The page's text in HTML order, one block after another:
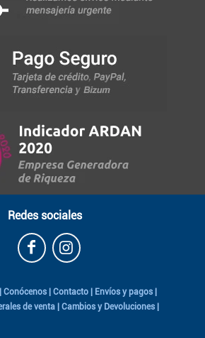
Redes sociales
Conócenos Contacto Envíos y pagos
de venta
Cambios y Devoluciones